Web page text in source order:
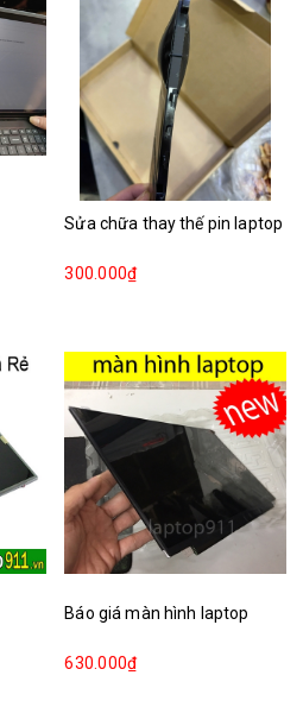
Sửa chữa thay thế pin laptop
300.000₫
Báo giá màn hình laptop
630.000₫